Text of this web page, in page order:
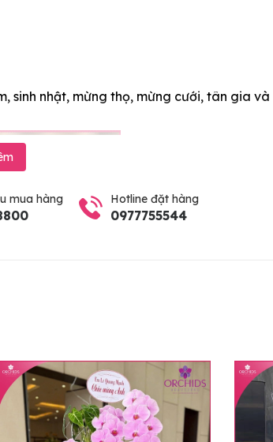
sinh nhật, mừng thọ, mừng cưới, tân gia
mua hàng Hotline đặt hàng
0977755544